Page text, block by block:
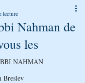
NAHMAN
Breslev
Nahman de
les
lecture
5.